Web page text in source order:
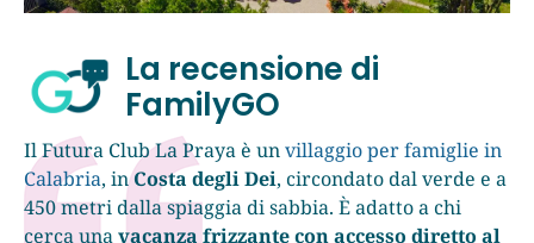
La recensione di
FamilyGO
Il Futura Club La Praya è unvillaggio per famiglie in
Calabria, inCosta degli Dei, circondato dal verde e a
450 metri dalla spiaggia di sabbia. È adatto a chi
cerca unavacanza frizzante con accesso diretto al